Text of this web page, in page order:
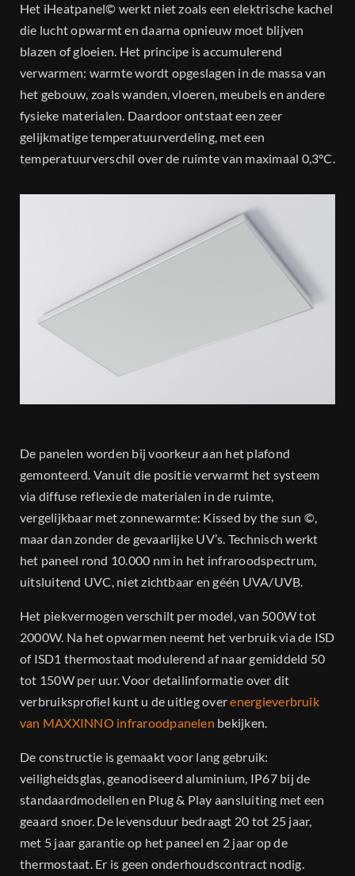
Het iHeatpanel© werkt niet zoals een elektrische kachel
die lucht opwarmt en daarna opnieuw moet blijven
blazen of gloeien. Het principe is accumulerend
verwarmen: warmte wordt opgeslagen in de massa van
het gebouw, zoals wanden, vloeren, meubels en andere
fysieke materialen. Daardoor ontstaat een zeer
gelijkmatige temperatuurverdeling, met een
temperatuurverschil over de ruimte van maximaal 0,3°C.
De panelen worden bij voorkeur aan het plafond
gemonteerd. Vanuit die positie verwarmt het systeem
via diffuse reflexie de materialen in de ruimte,
vergelijkbaar met zonnewarmte: Kissed by the sun ©,
maar dan zonder de gevaarlijke UV’s. Technisch werkt
het paneel rond 10.000 nm in het infraroodspectrum,
uitsluitend UVC, niet zichtbaar en géén UVA/UVB.
Het piekvermogen verschilt per model, van 500W tot
2000W. Na het opwarmen neemt het verbruik via de ISD
of ISD1 thermostaat modulerend af naar gemiddeld 50
tot 150W per uur. Voor detailinformatie over dit
verbruiksprofiel kunt u de uitleg overenergieverbruik
van MAXXINNO infraroodpanelen bekijken.
De constructie is gemaakt voor lang gebruik:
veiligheidsglas, geanodiseerd aluminium, IP67 bij de
standaardmodellen en Plug & Play aansluiting met een
geaard snoer. De levensduur bedraagt 20 tot 25 jaar,
met 5 jaar garantie op het paneel en 2 jaar op de
thermostaat. Er is geen onderhoudscontract nodig.